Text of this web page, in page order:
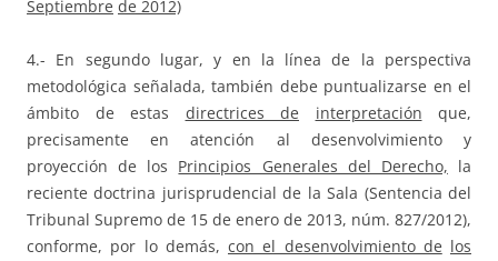
Septiembre de 2012)
4.- En segundo lugar, y en la línea de la perspectiva
metodológica señalada, también debe puntualizarse en el
ámbito de estas directrices de interpretación que,
precisamente en atención al desenvolvimiento y
proyección de los Principios Generales del Derecho, la
reciente doctrina jurisprudencial de la Sala (Sentencia del
Tribunal Supremo de 15 de enero de 2013, núm. 827/2012),
conforme, por lo demás, con el desenvolvimiento de los